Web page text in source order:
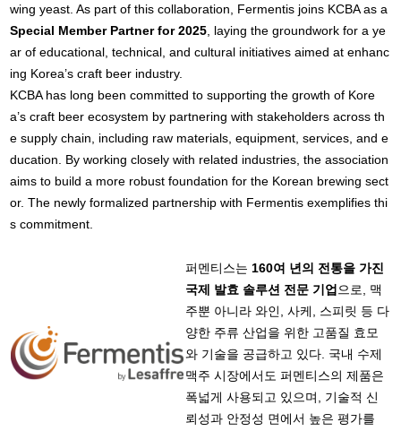
wing yeast. As part of this collaboration, Fermentis joins KCBA as a
Special Member Partner for 2025 , laying the groundwork for a ye
ar of educational, technical, and cultural initiatives aimed at enhanc
ing Korea’s craft beer industry.
KCBA has long been committed to supporting the growth of Kore
a’s craft beer ecosystem by partnering with stakeholders across th
e supply chain, including raw materials, equipment, services, and e
ducation. By working closely with related industries, the association
aims to build a more robust foundation for the Korean brewing sect
or. The newly formalized partnership with Fermentis exemplifies thi
s commitment.
퍼멘티스는 160여 년의 전통을 가진
국제 발효 솔루션 전문 기업 으로, 맥
주뿐 아니라 와인, 사케, 스피릿 등 다
양한 주류 산업을 위한 고품질 효모
와 기술을 공급하고 있다. 국내 수제
맥주 시장에서도 퍼멘티스의 제품은
폭넓게 사용되고 있으며, 기술적 신
뢰성과 안정성 면에서 높은 평가를